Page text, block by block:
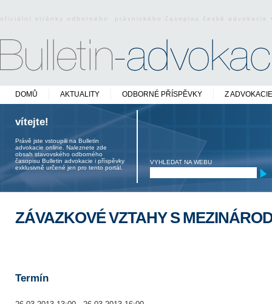
oficiální stránky odborného právnického časopisu české
DOMŮ AKTUALITY ODBORNÉ PŘÍSPĚVKY Z ADVOKACIE
vítejte!
Právě jste vstoupili na Bulletin
advokacie online. Naleznete zde
obsah stavovského odborného
časopisu Bulletin advokacie i příspěvky
exklusivně určené jen pro tento portál.
VYHLEDAT NA WEBU
ZÁVAZKOVÉ VZTAHY S
Termín